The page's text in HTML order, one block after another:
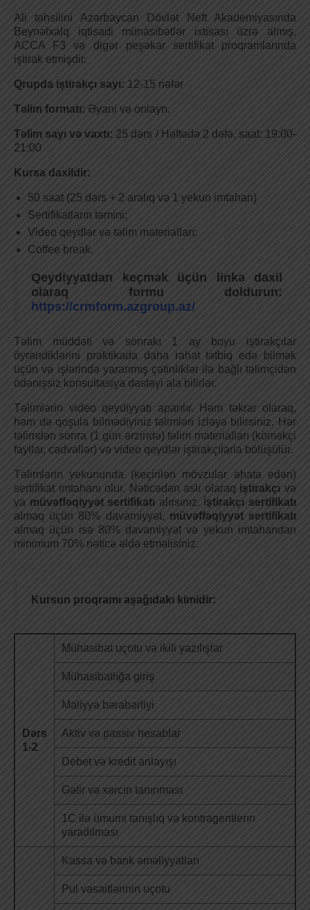
Ali təhsilini Azərbaycan Dövlət Neft Akademiyasında
Beynəlxalq iqtisadi münasibətlər ixtisası üzrə almış,
ACCA F3 və digər peşəkar sertifikat proqramlarında
iştirak etmişdir.
Qrupda iştirakçı sayı: 12-15 nəfər
Təlim formatı: Əyani və onlayn.
Təlim sayı və vaxtı: 25 dərs / Həftədə 2 dəfə, saat: 19:00-
21:00
Kursa daxildir:
50 saat (25 dərs + 2 aralıq və 1 yekun imtahan)
Sertifikatların təmini;
Video qeydlər və təlim materialları;
Coffee break.
Qeydiyyatdan keçmək üçün linkə daxil
olaraq formu doldurun:
https://crmform.azgroup.az/
Təlim müddəti və sonrakı 1 ay boyu iştirakçılar
öyrəndiklərini praktikada daha rahat tətbiq edə bilmək
üçün və işlərində yaranmış çətinliklər ilə bağlı təlimçidən
ödənişsiz konsultasiya dəstəyi ala bilirlər.
Təlimlərin video qeydiyyatı aparılır. Həm təkrar olaraq,
həm dəqoşula bilmədiyiniz təlimləri izləyə bilirsiniz. Hər
təlimdən sonra (1 gün ərzində) təlim materialları (köməkçi
fayllar, cədvəllər) və video qeydlər iştirakçılarla bölüşülür.
Təlimlərin yekununda (keçirilən mövzular əhatə edən)
sertifikat imtahanı olur. Nəticədən aslı olaraq iştirakçı və
ya müvəffəqiyyət sertifikatı alırsınız. İ ştirakçı sertifikatı
almaq üçün 80% davamiyyət, müvəffəqiyyət sertifikatı
almaq üçün isə 80% davamiyyət və yekun imtahandan
minimum 70% nəticə əldə etməlisiniz.
Kursun proqramı aşağıdakı kimidir:
Dərs
1-2
Mühasibat uçotu və ikili yazılışlar
Mühasibatlığa giriş
Maliyyə bərabərliyi
Aktiv və passiv hesablar
Debet və kredit anlayışı
Gəlir və xərcin tanınması
1C ilə ümumi tanışlıq və kontragentlerın
yaradılması
Kassa və bank əməliyyatları
Pul vəsaitlərinin uçotu